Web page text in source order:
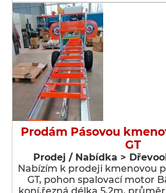
Prodám Pásovou
GT
Prodej / Nabídka >
Nabízím k prodeji kmenovou
GT, pohon spalovací motor